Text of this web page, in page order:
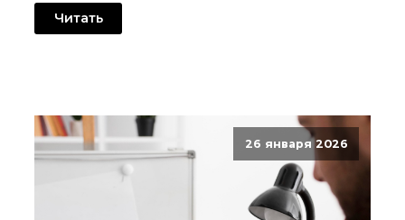
Читать
26 января 2026